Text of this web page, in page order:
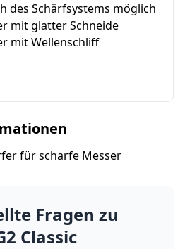
des Schärfsystems möglich
mit glatter Schneide
mit Wellenschliff
für scharfe Messer
Fragen zu
Classic